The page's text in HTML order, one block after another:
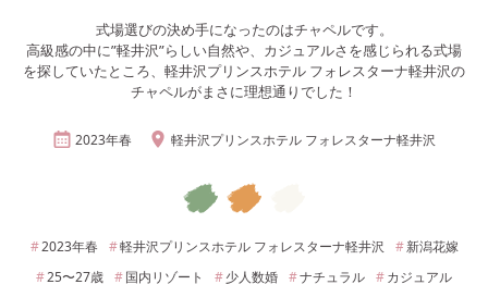
式場選びの決め手になったのはチャペルです。
高級感の中に”軽井沢”らしい自然や、カジュアルさを感じられる式場
を探していたところ、軽井沢プリンスホテル フォレスターナ軽井沢の
チャペルがまさに理想通りでした！
2023年春 軽井沢プリンスホテル フォレスターナ軽井沢
2023年春 軽井沢プリンスホテル フォレスターナ軽井沢 新潟花嫁
25〜27歳 国内リゾート 少人数婚 ナチュラル
カジュアル